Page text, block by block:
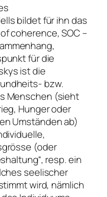
bildet für ihn das
coherence, SOC –
für die
ist die
bzw.
Menschen (sieht
Hunger oder
Umständen ab)
(oder
resp. ein
seelischer
wird, nämlich